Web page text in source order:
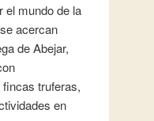
el mundo de la
acercan
de Abejar,
truferas,
en